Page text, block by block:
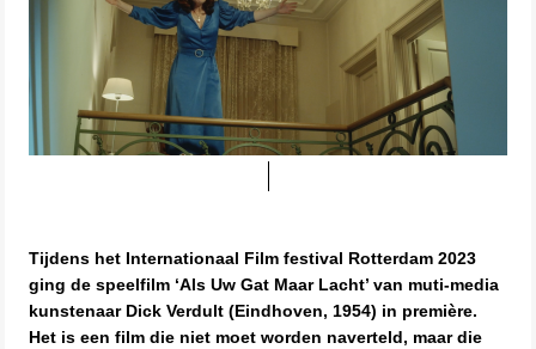
Tijdens het Internationaal Film festival Rotterdam 2023
ging de speelfilm ‘Als Uw Gat Maar Lacht’ van muti-media
kunstenaar Dick Verdult (Eindhoven, 1954) in première.
Het is een film die niet moet worden naverteld, maar die